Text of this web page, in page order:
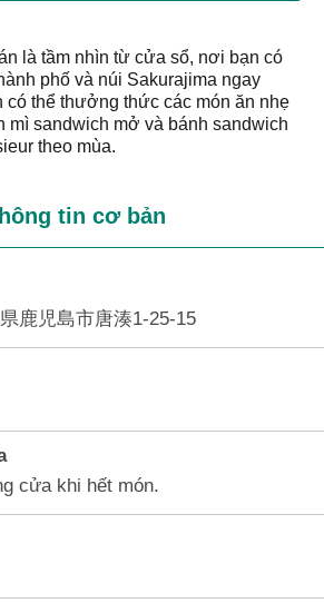
là tầm nhìn từ cửa sổ, nơi bạn có
phố và núi Sakurajima ngay
có thể thưởng thức các món ăn nhẹ
mì sandwich mở và bánh sandwich
theo mùa.
tin cơ bản
鹿児島市唐湊1-25-15
cửa khi hết món.